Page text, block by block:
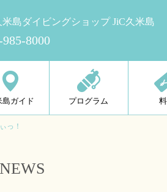
島ダイビングショップ JiC久米島
985-8000
島ガイド プログラム
っ！